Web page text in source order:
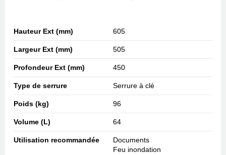
Hauteur Ext (mm) 605
Largeur Ext (mm) 505
Profondeur Ext (mm) 450
Type de serrure Serrure à clé
Poids (kg) 96
Volume (L) 64
Utilisation recommandée
Documents
Feu inondation